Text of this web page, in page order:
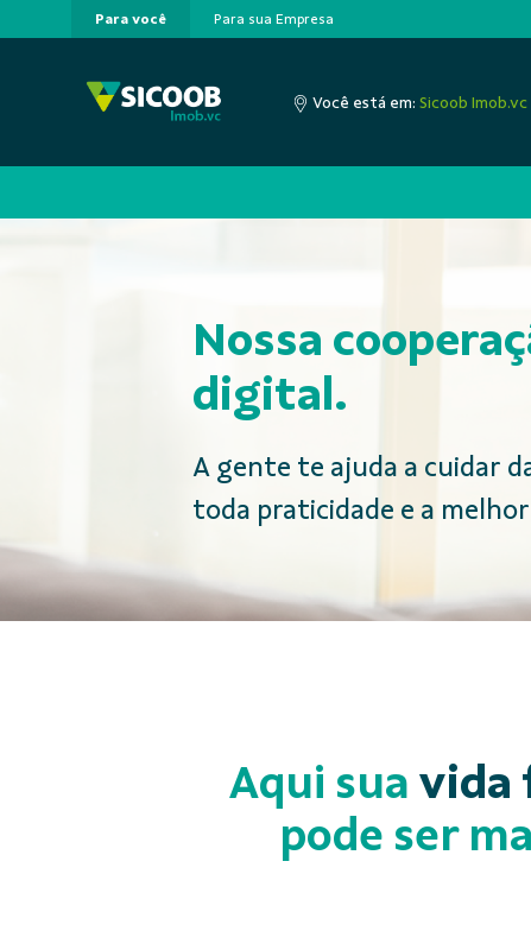
Pular para o Conteúdo principal
Para você Para sua Empresa
Você está em:Sicoob Imob.vc
Nossa
digital.
A gente te ajuda a cuidar
toda praticidade e a
Aqui sua vida
pode ser